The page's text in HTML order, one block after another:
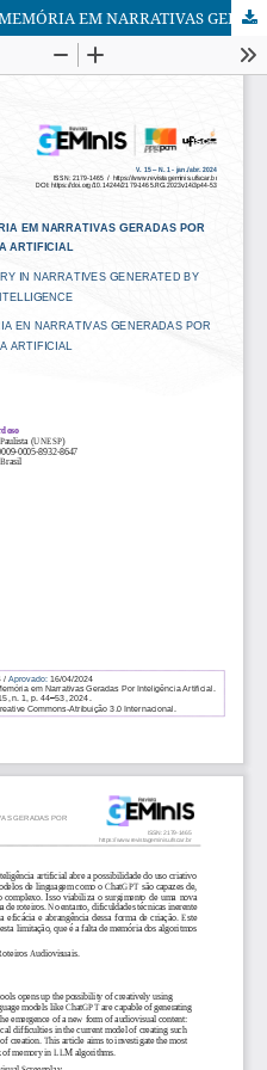
O PROBLEMA DA (FALTA DE) MEMÓRIA EM NARRATIVAS GERADAS POR INTELIGÊNCIA ARTIFICIAL